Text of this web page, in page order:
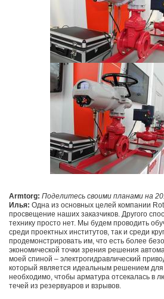
Armtorg: Поделитесь своими планами на
Илья: Одна из основных целей компании
просвещение наших заказчиков. Другого
технику просто нет. Мы будем проводить
среди проектных институтов, так и среди
продемонстрировать им, что есть более
экономической точки зрения решения
моей спиной – электрогидравлический
который является идеальным решением для
необходимо, чтобы арматура отсекалась в
течей из резервуаров и взрывов.